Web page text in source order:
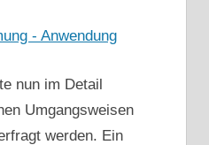
nun im Detail
Umgangsweisen
werden. Ein